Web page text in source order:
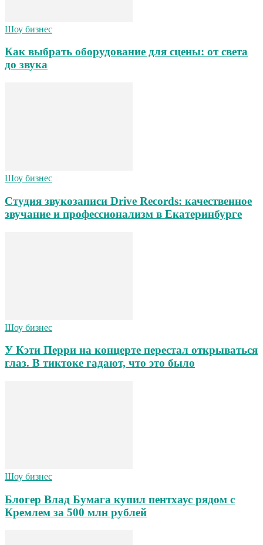
Шоу бизнес
Как выбрать оборудование для сцены: от света
до звука
Шоу бизнес
Студия звукозаписи Drive Records: качественное
звучание и профессионализм в Екатеринбурге
Шоу бизнес
У Кэти Перри на концерте перестал открываться
глаз. В тиктоке гадают, что это было
Шоу бизнес
Блогер Влад Бумага купил пентхаус рядом с
Кремлем за 500 млн рублей